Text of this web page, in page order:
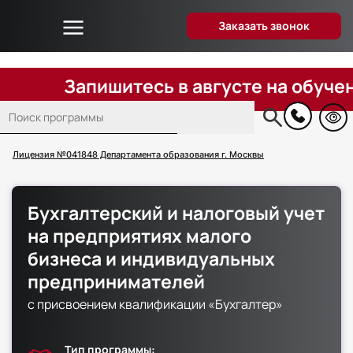
Лицензия №041848 Департамента образования г. Москвы
Заказать звонок
Основная
навигация
Об университете
Дистанционное образование
Преподаватели
Вопрос-ответ
Способы оплаты
Поступающим
Сведения об образовательной организации
Контакты
Запишитесь в августе на
Бухгалтерский и налоговый учет
на предприятиях малого
бизнеса и индивидуальных
предпринимателей
с присвоением квалификации «Бухгалтер»
Тип программы: